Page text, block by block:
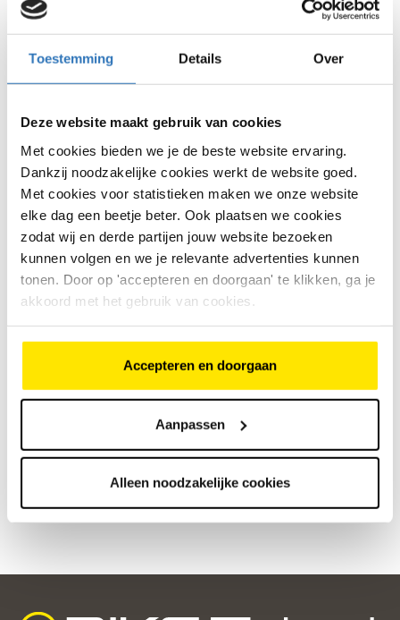
Toestemming Details Over
Deze website maakt gebruik van cookies
Met cookies bieden we je de beste website ervaring.
Dankzij noodzakelijke cookies werkt de website goed.
Met cookies voor statistieken maken we onze website
elke dag een beetje beter. Ook plaatsen we cookies
zodat wij en derde partijen jouw website bezoeken
kunnen volgen en we je relevante advertenties kunnen
tonen. Door op 'accepteren en doorgaan' te klikken, ga je
akkoord met het gebruik van cookies.
Accepteren en doorgaan
Aanpassen
Alleen noodzakelijke cookies
Gazelle Chamonix C5 504Wh
€3.999,-€2.999,-
Budel
Batavus Fonk Plus 7 versn
€899,-€799,-
Bike Totaal Vlassak
Budel
€899 -€799,-